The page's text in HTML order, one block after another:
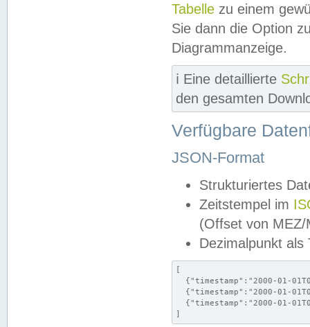
Tabelle zu einem
Sie dann die Option
Diagrammanzeige.
ℹ️ Eine detaillierte
den gesamten
Verfügbare
JSON-Format
Strukturiertes
Zeitstempel im
(Offset von MEZ/
Dezimalpunkt als
[
{"timestamp":"2000-01-
{"timestamp":"2000-01-
{"timestamp":"2000-01-
]